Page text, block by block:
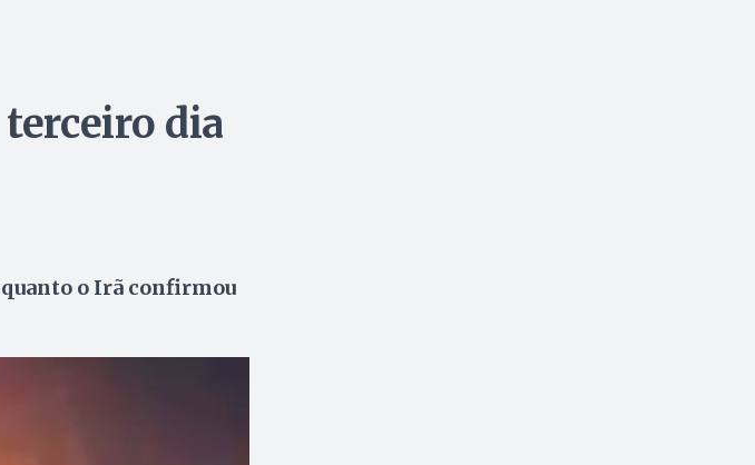
dia
o Irã confirmou